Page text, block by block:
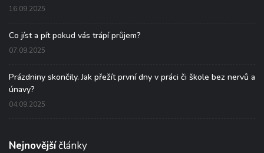
16.09.2025
Co jíst a pít pokud vás trápí průjem?
07.09.2025
Prázdniny skončily. Jak přežít první dny v práci či škole bez nervů a
únavy?
04.09.2025
Nejnovějšíčlánky